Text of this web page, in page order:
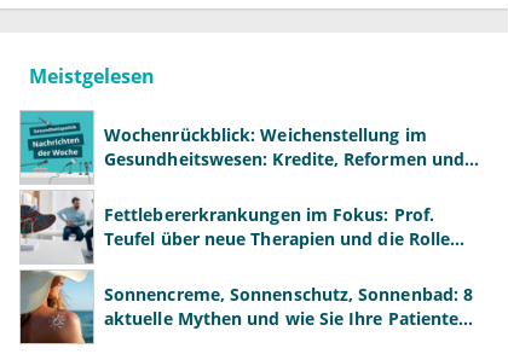
Meistgelesen
Wochenrückblick: Weichenstellung im
Gesundheitswesen: Kredite, Reformen und
Fettlebererkrankungen im Fokus: Prof.
Teufel über neue Therapien und die Rolle
Sonnencreme, Sonnenschutz, Sonnenbad: 8
aktuelle Mythen und wie Sie Ihre Patienten